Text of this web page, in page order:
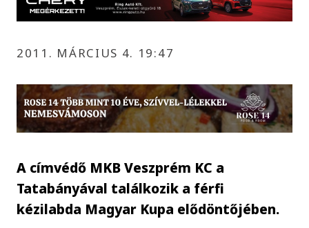
2011. MÁRCIUS 4. 19:47
A címvédő MKB Veszprém KC a
Tatabányával találkozik a férfi
kézilabda Magyar Kupa elődöntőjében.